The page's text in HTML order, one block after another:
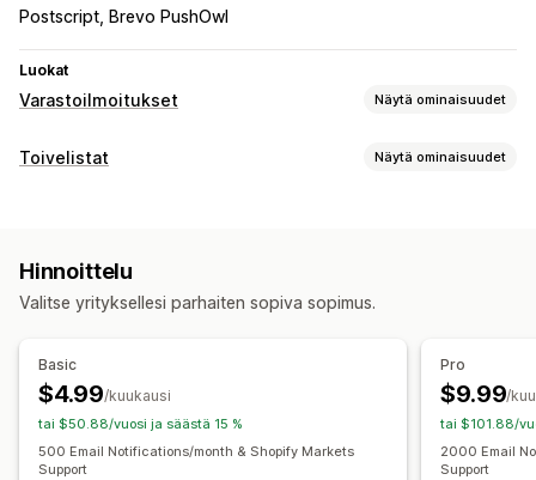
Postscript, Brevo PushOwl
Luokat
Varastoilmoitukset Näytä ominaisuudet
Ilmoitukset
Mukautukset
Ponnahdusilmoitukset
Analytiikka ja raportit
Varastoraportit Tehokkuusraportit Varaston seuranta
Toivelistat Näytä ominaisuudet
Tallenna myöhempää käyttöä varten
Dashboard
Lisää ostoskoriin
Mukautukset
Hinnoittelu
Valitse yrityksellesi parhaiten sopiva sopimus.
Basic
$4.99/kuukausi
tai $50.88/vuosi ja säästä 15 %
500 Email Notifications/month & Shopify Markets
Support
Pro
$9.99/
tai $101.88/
2000 Email
Support